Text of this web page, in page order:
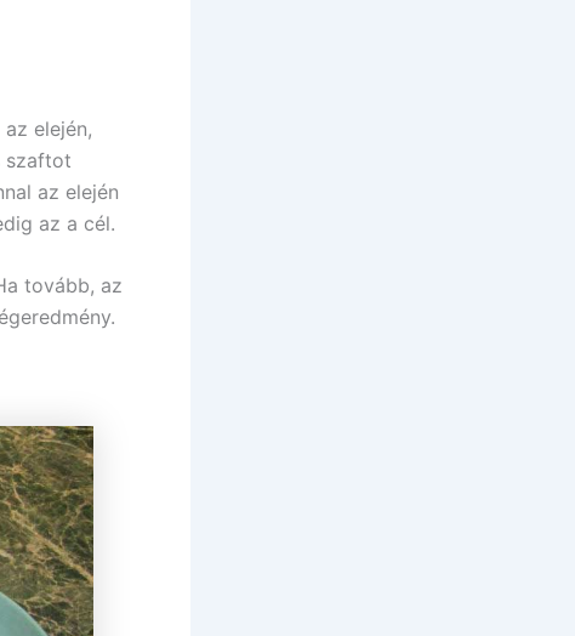
elején,
szaftot
az elején
az a cél.
tovább, az